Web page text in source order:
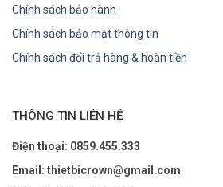
Chính sách bảo hành
Chính sách bảo mật thông tin
Chính sách đổi trả hàng & hoàn tiền
THÔNG TIN LIÊN HỆ
Điện thoại: 0859.455.333
Email: thietbicrown@gmail.com